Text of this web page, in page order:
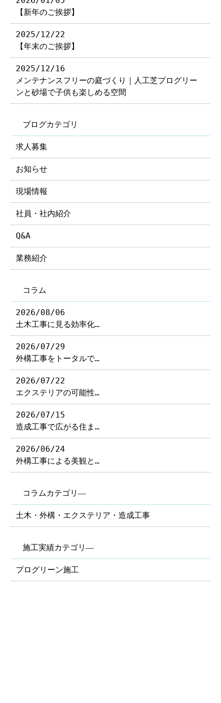
【新年のご挨拶】
2025/12/22
【年末のご挨拶】
2025/12/16
メンテナンスフリーの庭づくり｜人工芝プログリー
ンと砂場で子供も楽しめる空間
ブログカテゴリ
求人募集
お知らせ
現場情報
社員・社内紹介
Q&A
業務紹介
コラム
2026/08/06
土木工事に見る効率化…
2026/07/29
外構工事をトータルで…
2026/07/22
エクステリアの可能性…
2026/07/15
造成工事で広がる住ま…
2026/06/24
外構工事による美観と…
コラムカテゴリ―
土木・外構・エクステリア・造成工事
施工実績カテゴリ―
プログリーン施工